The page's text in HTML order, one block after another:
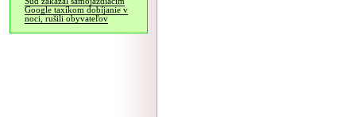
Google taxíkom dobíjanie v
noci, rušili obyvateľov